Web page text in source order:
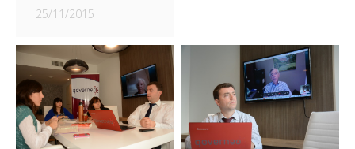
25/11/2015